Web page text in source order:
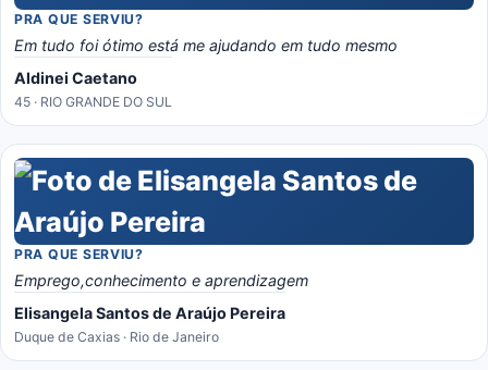
PRA QUE SERVIU?
Em tudo foi ótimo está me ajudando em tudo mesmo
Aldinei Caetano
45 · RIO GRANDE DO SUL
PRA QUE SERVIU?
Emprego,conhecimento e aprendizagem
Elisangela Santos de Araújo Pereira
Duque de Caxias · Rio de Janeiro